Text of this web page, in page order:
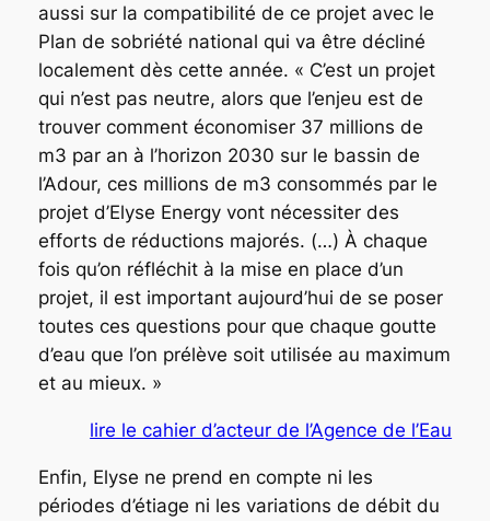
aussi sur la compatibilité de ce projet avec le
Plan de sobriété national qui va être décliné
localement dès cette année. « C’est un projet
qui n’est pas neutre, alors que l’enjeu est de
trouver comment économiser 37 millions de
m3 par an à l’horizon 2030 sur le bassin de
l’Adour, ces millions de m3 consommés par le
projet d’Elyse Energyvont nécessiter des
efforts de réductions majorés. (…) À chaque
fois qu’on réfléchit à la mise en place d’un
projet, il est important aujourd’hui de se poser
toutes ces questions pour que chaque goutte
d’eau que l’on prélève soit utilisée au maximum
et au mieux. »
lire le cahier d’acteur de l’Agence de l’Eau
Enfin, Elyse ne prend en compte ni les
périodes d’étiage ni les variations de débit du